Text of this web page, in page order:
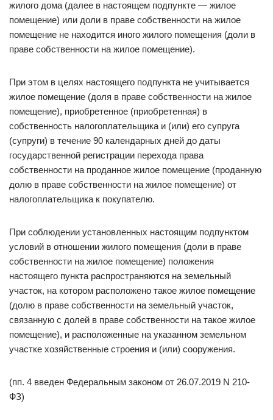
жилого дома (далее в настоящем подпункте — жилое
помещение) или доли в праве собственности на жилое
помещение не находится иного жилого помещения (доли в
праве собственности на жилое помещение).
При этом в целях настоящего подпункта не учитывается
жилое помещение (доля в праве собственности на жилое
помещение), приобретенное (приобретенная) в
собственность налогоплательщика и (или) его супруга
(супруги) в течение 90 календарных дней до даты
государственной регистрации перехода права
собственности на проданное жилое помещение (проданную
долю в праве собственности на жилое помещение) от
налогоплательщика к покупателю.
При соблюдении установленных настоящим подпунктом
условий в отношении жилого помещения (доли в праве
собственности на жилое помещение) положения
настоящего пункта распространяются на земельный
участок, на котором расположено такое жилое помещение
(долю в праве собственности на земельный участок,
связанную с долей в праве собственности на такое жилое
помещение), и расположенные на указанном земельном
участке хозяйственные строения и (или) сооружения.
(пп. 4 введен Федеральным законом от 26.07.2019 N 210-
ФЗ)